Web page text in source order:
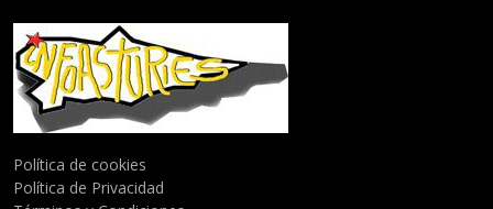
Política de cookies
Política de Privacidad